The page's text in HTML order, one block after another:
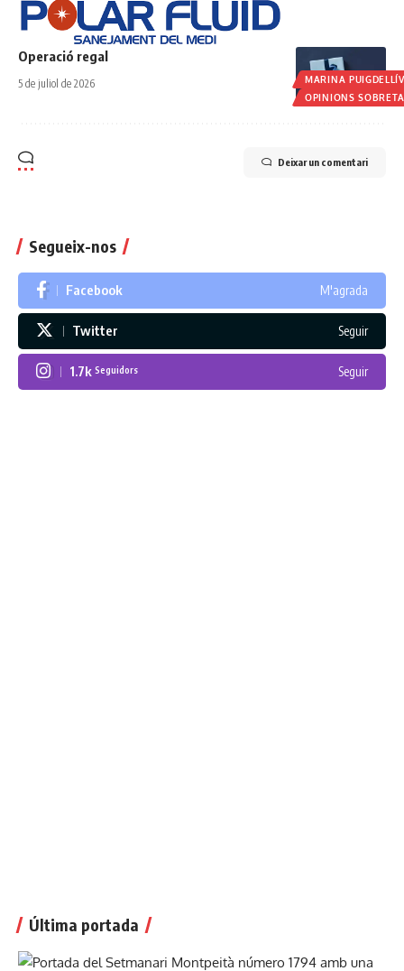
MARINA
OPINIONS
Operació regal
5 de juliol de 2026
Deixar un comentari
Segueix-nos
Facebook M'agrada
Twitter Seguir
1.7k Seguidors Seguir
Última portada